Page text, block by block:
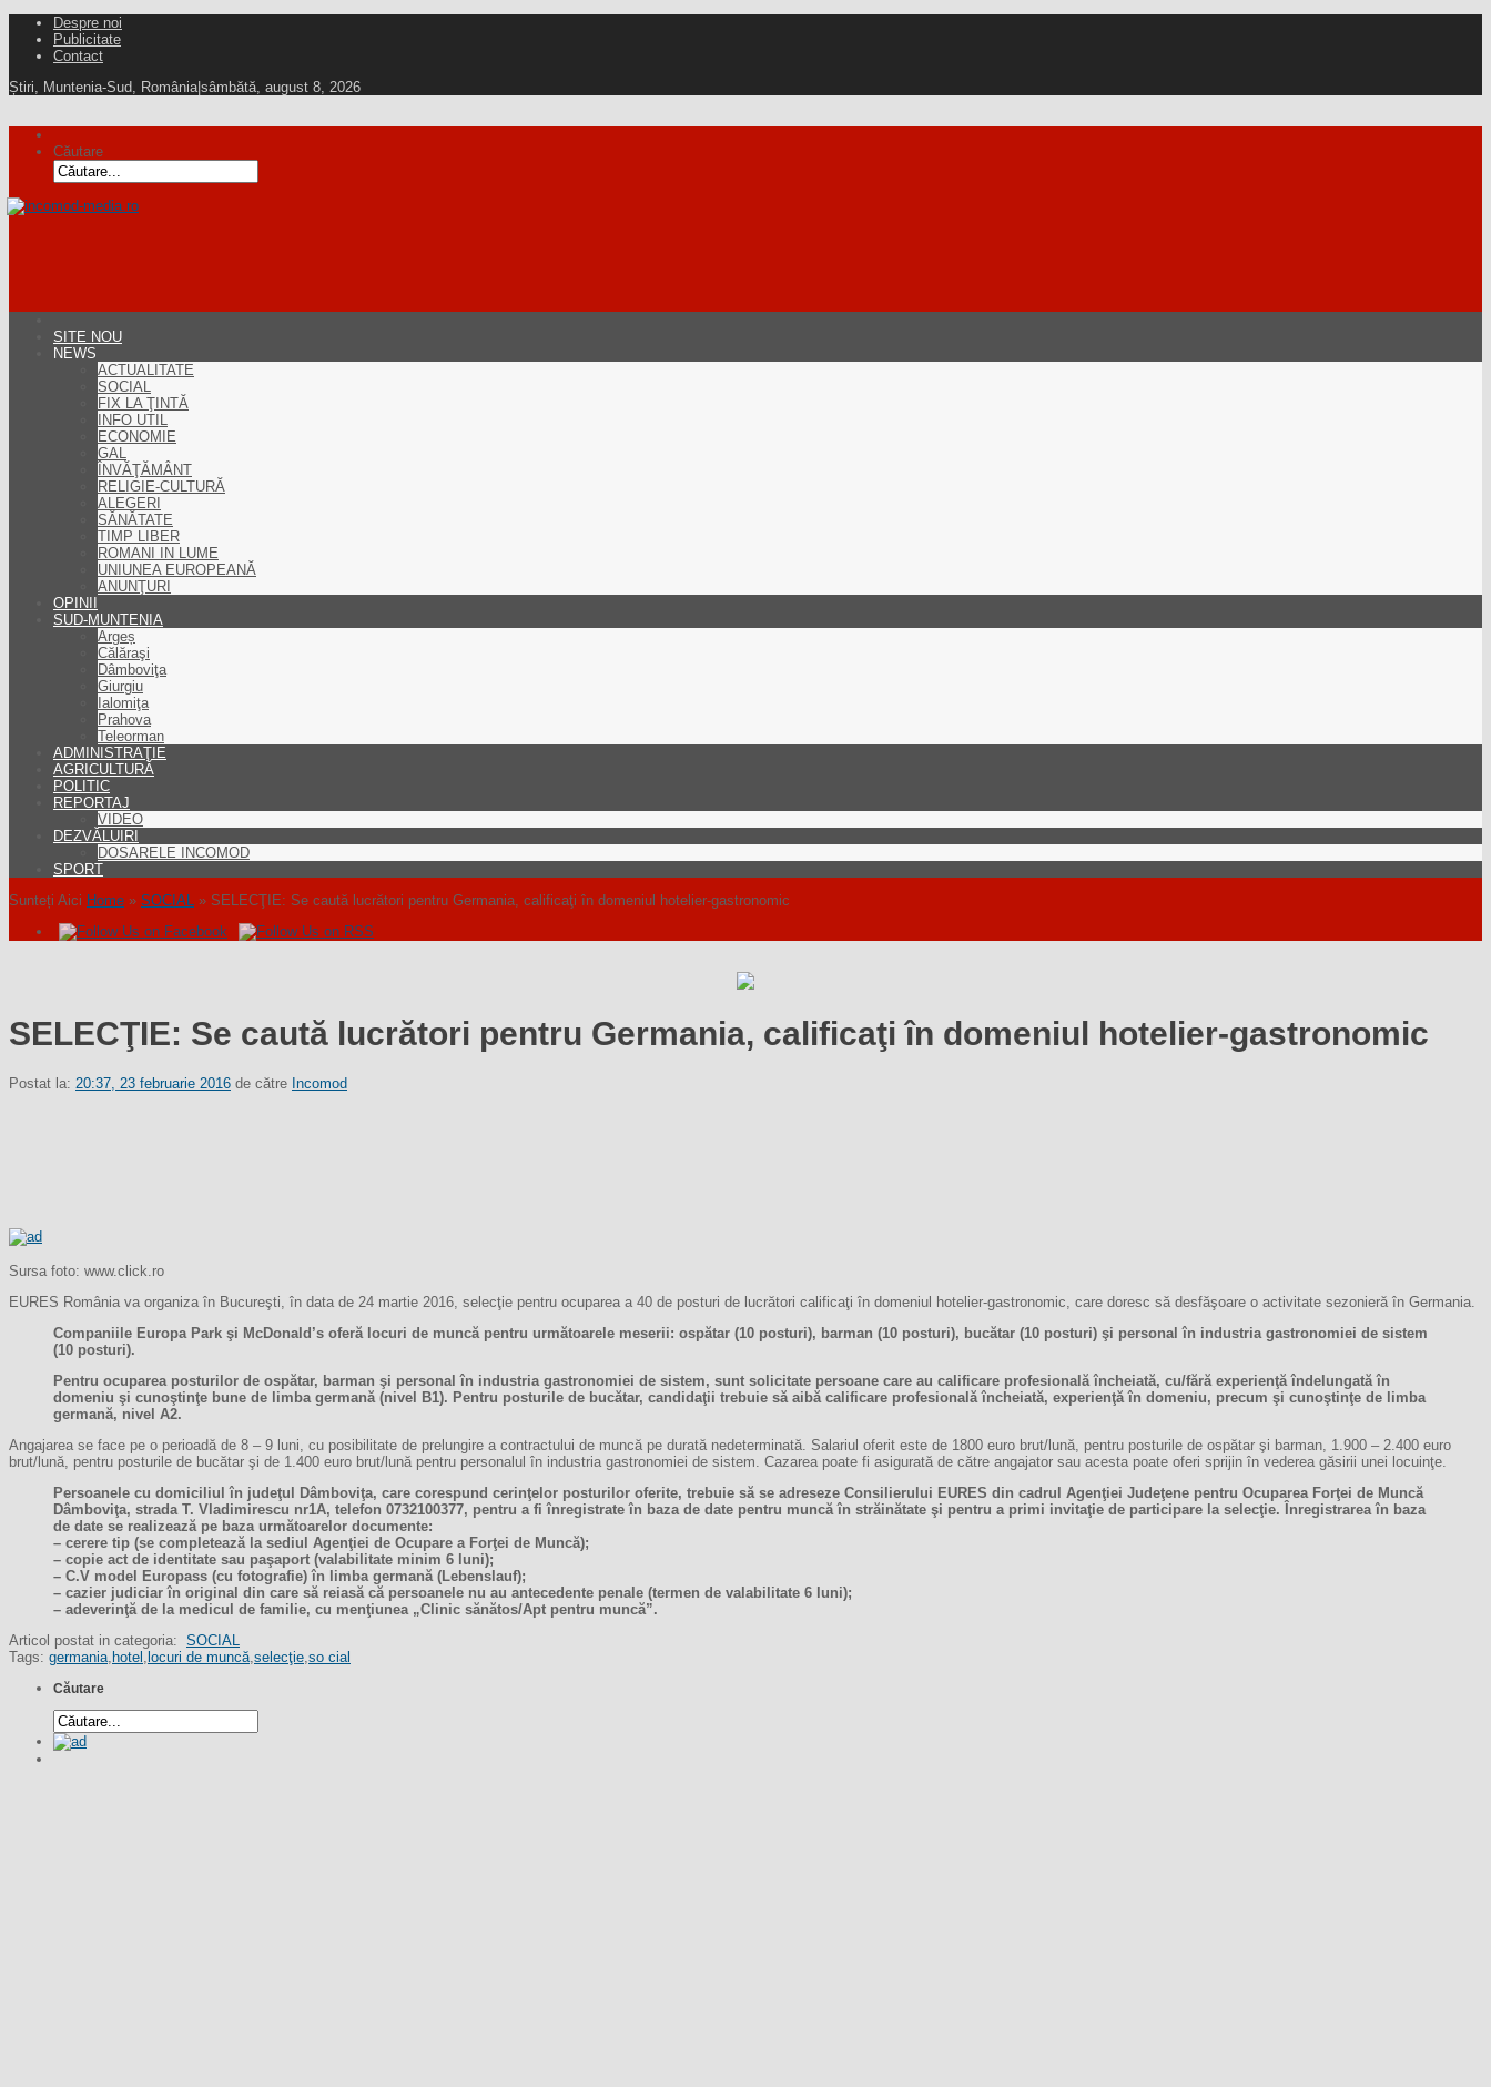
Despre noi
Publicitate
Contact
Știri, Muntenia-Sud, România|sâmbătă, august 8, 2026
Căutare
SITE NOU
NEWS
ACTUALITATE
SOCIAL
FIX LA ŢINTĂ
INFO UTIL
ECONOMIE
GAL
ÎNVĂŢĂMÂNT
RELIGIE-CULTURĂ
ALEGERI
SĂNĂTATE
TIMP LIBER
ROMANI IN LUME
UNIUNEA EUROPEANĂ
ANUNŢURI
OPINII
SUD-MUNTENIA
Argeș
Călăraşi
Dâmboviţa
Giurgiu
Ialomiţa
Prahova
Teleorman
ADMINISTRAŢIE
AGRICULTURĂ
POLITIC
REPORTAJ
VIDEO
DEZVĂLUIRI
DOSARELE INCOMOD
SPORT
Sunteți Aici Home » SOCIAL » SELECŢIE: Se caută lucrători pentru Germania, calificaţi în domeniul hotelier-gastronomic
SELECŢIE: Se caută lucrători pentru Germania, calificaţi în domeniul hotelier-gastronomic
Postat la: 20:37, 23 februarie 2016 de către Incomod
Sursa foto: www.click.ro
EURES România va organiza în Bucureşti, în data de 24 martie 2016, selecţie pentru ocuparea a 40 de posturi de lucrători calificaţi în domeniul hotelier-gastronomic, care doresc să desfăşoare o activitate sezonieră în Germania.
Companiile Europa Park şi McDonald’s oferă locuri de muncă pentru următoarele meserii: ospătar (10 posturi), barman (10 posturi), bucătar (10 posturi) şi personal în industria gastronomiei de sistem
(10 posturi).
Pentru ocuparea posturilor de ospătar, barman şi personal în industria gastronomiei de sistem, sunt solicitate persoane care au calificare profesională încheiată, cu/fără experienţă îndelungată în
domeniu şi cunoştinţe bune de limba germană (nivel B1). Pentru posturile de bucătar, candidaţii trebuie să aibă calificare profesională încheiată, experienţă în domeniu, precum şi cunoştinţe de limba
germană, nivel A2.
Angajarea se face pe o perioadă de 8 – 9 luni, cu posibilitate de prelungire a contractului de muncă pe durată nedeterminată. Salariul oferit este de 1800 euro brut/lună, pentru posturile de ospătar şi barman, 1.900 – 2.400 euro
brut/lună, pentru posturile de bucătar şi de 1.400 euro brut/lună pentru personalul în industria gastronomiei de sistem. Cazarea poate fi asigurată de către angajator sau acesta poate oferi sprijin în vederea găsirii unei locuinţe.
Persoanele cu domiciliul în judeţul Dâmboviţa, care corespund cerinţelor posturilor oferite, trebuie să se adreseze Consilierului EURES din cadrul Agenţiei Judeţene pentru Ocuparea Forţei de Muncă
Dâmboviţa, strada T. Vladimirescu nr1A, telefon 0732100377, pentru a fi înregistrate în baza de date pentru muncă în străinătate şi pentru a primi invitaţie de participare la selecţie. Înregistrarea în baza
de date se realizează pe baza următoarelor documente:
– cerere tip (se completează la sediul Agenţiei de Ocupare a Forţei de Muncă);
– copie act de identitate sau paşaport (valabilitate minim 6 luni);
– C.V model Europass (cu fotografie) în limba germană (Lebenslauf);
– cazier judiciar în original din care să reiasă că persoanele nu au antecedente penale (termen de valabilitate 6 luni);
– adeverinţă de la medicul de familie, cu menţiunea „Clinic sănătos/Apt pentru muncă”.
Articol postat in categoria: SOCIAL
Tags: germania, hotel , locuri de muncă,selecţie,so cial
Căutare